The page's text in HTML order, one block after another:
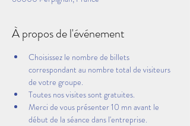
À propos de l'événement
Choisissez le nombre de billets
correspondant au nombre total de visiteurs
de votre groupe.
Toutes nos visites sont gratuites.
Merci de vous présenter 10 mn avant le
début de la séance dans l'entreprise.